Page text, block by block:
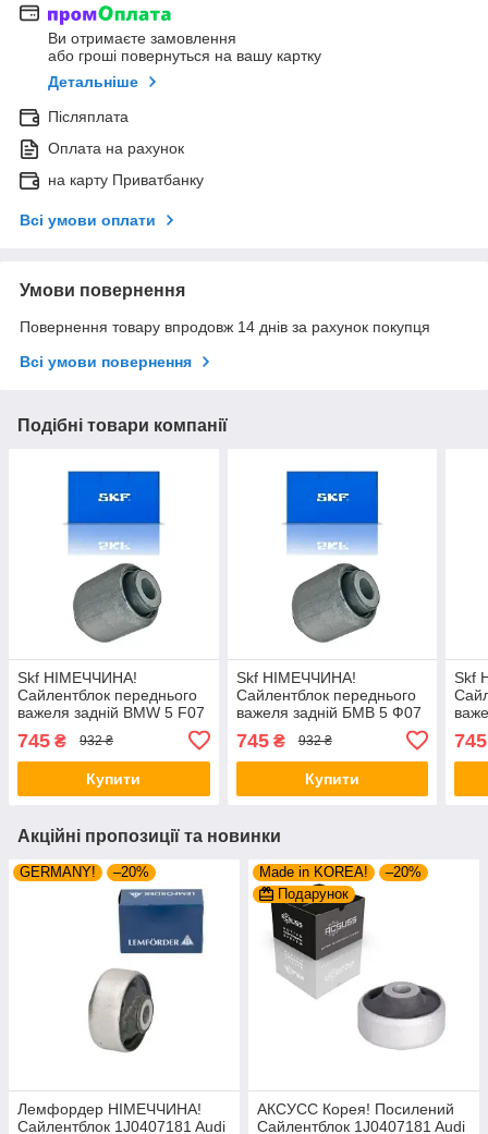
Ви отримаєте замовлення
або гроші повернуться на вашу картку
Детальніше
Післяплата
Оплата на рахунок
на карту Приватбанку
Всі умови оплати
Умови повернення
Повернення товару впродовж 14 днів за рахунок покупця
Всі умови повернення
Подібні товари компанії
Skf НІМЕЧЧИНА!
Сайлентблок переднього
важеля задній BMW 5 F07
Нижній. Зовнішній. 36017 ,
FE43753 , VKDS338511
745 ₴ 932 ₴
Купити
Skf НІМЕЧЧИНА!
Сайлентблок переднього
важеля задній БМВ 5 Ф07
Нижній. Зовнішній. 36017 ,
FE43753 , VKDS338511
745₴ 932 ₴
Купити
Skf
745
Акційні пропозиції та новинки
GERMANY! –20%
Лемфордер НІМЕЧЧИНА!
Сайлентблок 1J0407181 Audi
Made in KOREA!
–20%
Подарунок
АКСУСС Корея! Посилений
Сайлентблок 1J0407181 Audi